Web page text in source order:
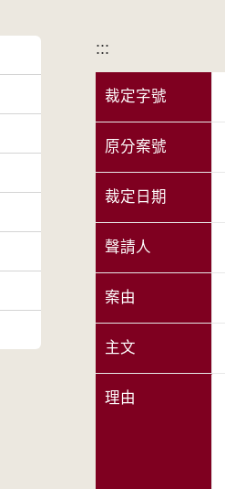
:::
裁定字號
原分案號
裁定日期
聲請人
案由
主文
理由